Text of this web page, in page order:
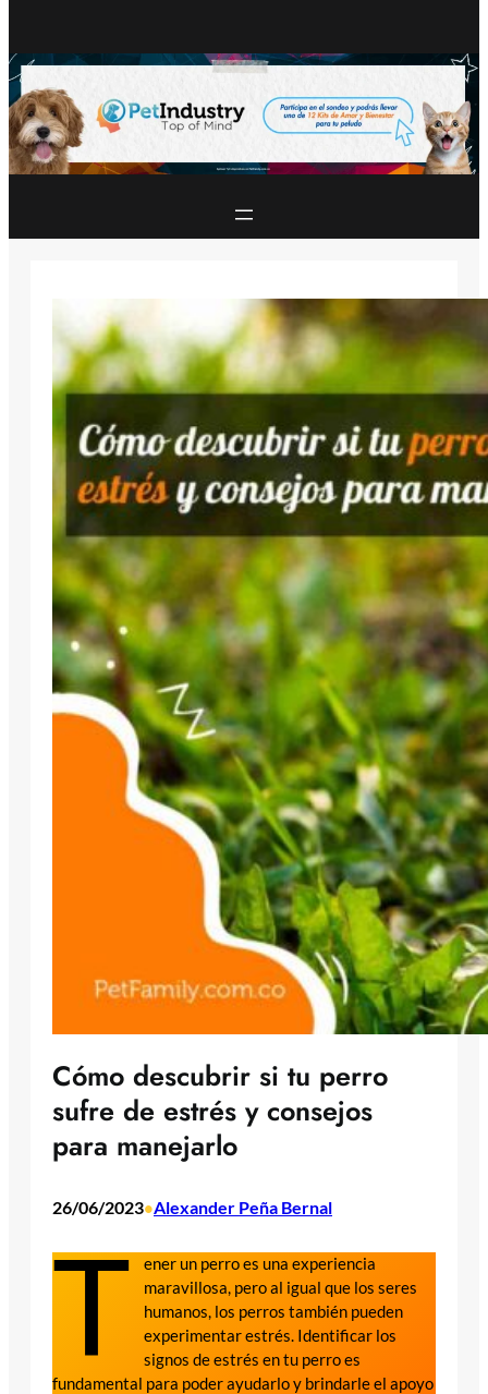
Cómo descubrir si tu perro
sufre de estrés y consejos
para manejarlo
26/06/2023•Alexander Peña Bernal
T
ener un perro es una experiencia
maravillosa, pero al igual que los seres
humanos, los perros también pueden
experimentar estrés. Identificar los
signos de estrés en tu perro es
fundamental para poder ayudarlo y brindarle el apoyo